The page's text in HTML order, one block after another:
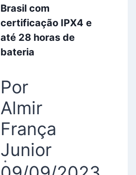
Brasil com
certificação IPX4 e
até 28 horas de
bateria
Por
Almir
França
Junior